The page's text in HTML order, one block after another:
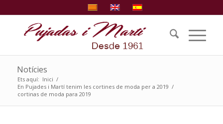
Notícies
Ets aquí: Inici /
En Pujades i Martí tenim les cortines de moda per a 2019 /
cortinas de moda para 2019